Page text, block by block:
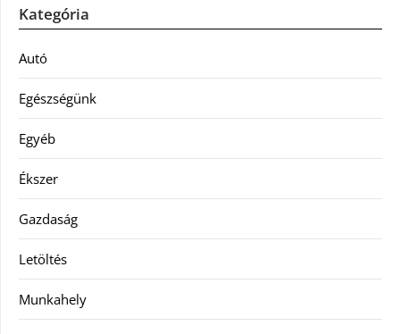
Kategória
Autó
Egészségünk
Egyéb
Ékszer
Gazdaság
Letöltés
Munkahely